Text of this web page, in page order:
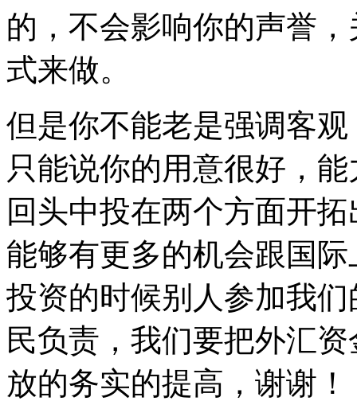
的，不会影响你的声誉
式来做。
但是你不能老是强调客
只能说你的用意很好，
回头中投在两个方面开
能够有更多的机会跟国
投资的时候别人参加我
民负责，我们要把外汇
放的务实的提高，谢谢！